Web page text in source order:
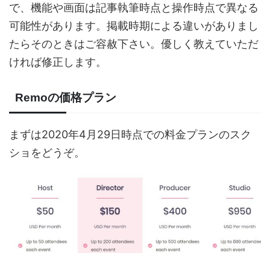
で、機能や画面は記事執筆時点と操作時点で異なる
可能性があります。掲載時期による違いがありまし
たらそのときはご容赦下さい。優しく教えていただ
ければ修正します。
Remoの価格プラン
まずは2020年4月29日時点での料金プランのスク
ショをどうぞ。